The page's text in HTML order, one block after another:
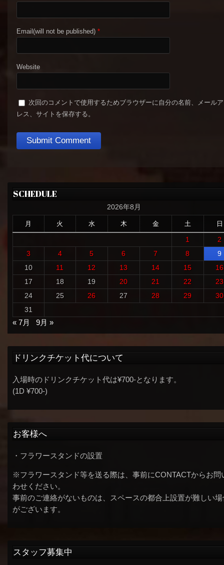
Email(will not be published) *
Website
次回のコメントで使用するためブラウザーに自分の名前、メール
レス、サイトを保存する。
SCHEDULE
2026年8月
月 火 水 木 金 土 日
1
2
3
4 5 6 7 8
9
10
11 12 13 14 15
16
17
18 19 20 21 22
23
24
25 26 27 28 29
30
31
« 7月
9月 »
ドリンクチケット代について
入場時のドリンクチケット代は¥700-となります。
(1D ¥700-)
お客様へ
・フラワースタンドの設置
※フラワースタンド等を送る際は、事前にCONTACTからお問
わせください。
事前のご連絡がないものは、スペースの都合上設置が難しい場
がございます。
スタッフ募集中